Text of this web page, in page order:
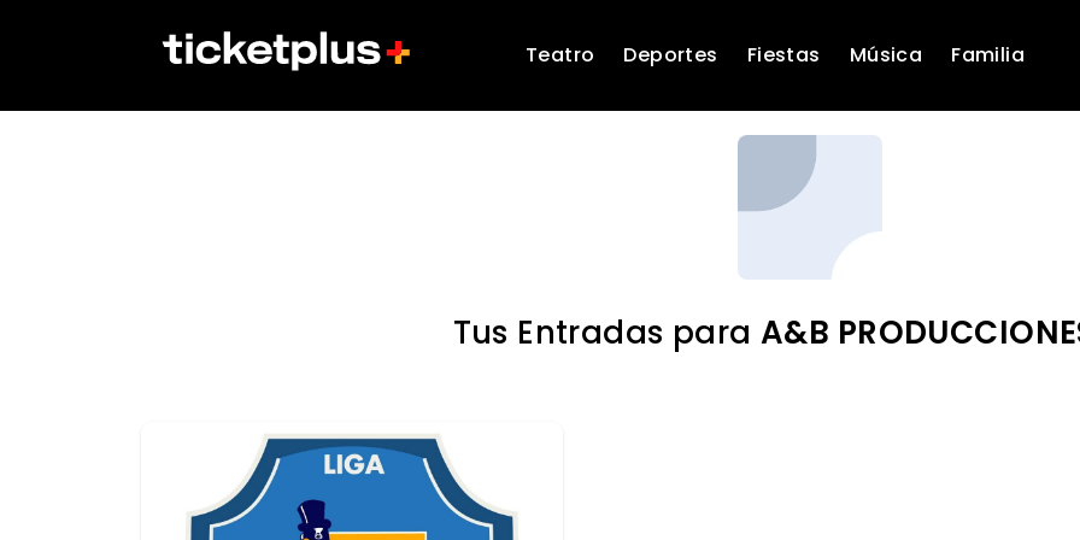
Teatro Deportes Fiestas Música Familia
Tus Entradas paraA&B